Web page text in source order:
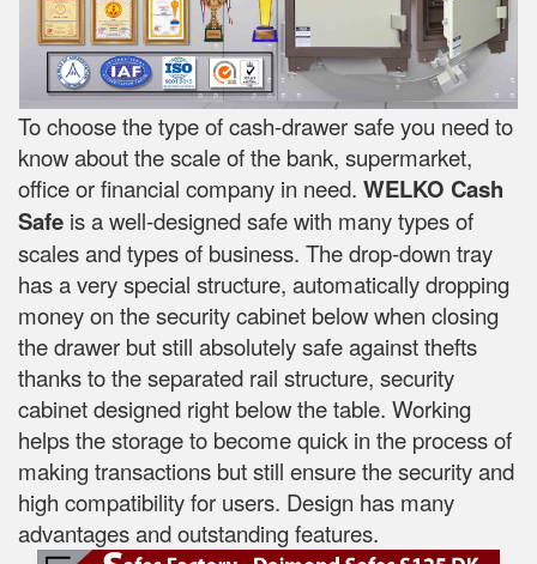
To choose the type of cash-drawer safe you need to
know about the scale of the bank, supermarket,
office or financial company in need. WELKO Cash
Safe is a well-designed safe with many types of
scales and types of business. The drop-down tray
has a very special structure, automatically dropping
money on the security cabinet below when closing
the drawer but still absolutely safe against thefts
thanks to the separated rail structure, security
cabinet designed right below the table. Working
helps the storage to become quick in the process of
making transactions but still ensure the security and
high compatibility for users. Design has many
advantages and outstanding features.